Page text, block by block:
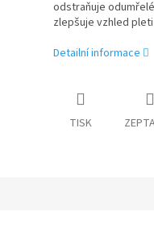
odstraňuje
zlepšuje vzhled pleti
Detailní informace
TISK